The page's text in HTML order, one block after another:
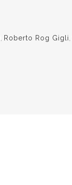
Roberto Rog Gigli